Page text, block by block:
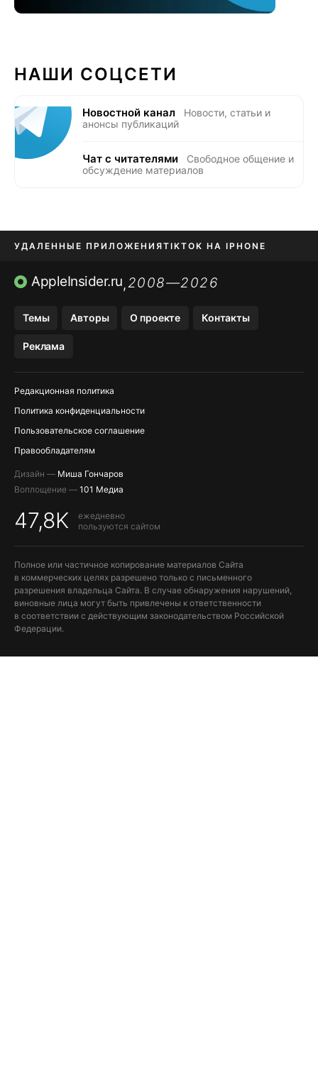
НАШИ СОЦСЕТИ
Новостной канал
Новости, статьи и
анонсы публикаций
Чат с читателями
Свободное общение и
обсуждение материалов
УДАЛЕННЫЕ ПРИЛОЖЕНИЯTIKTOK НА IPHONE
ПРИЛОЖЕНИЯ БЕЗ APP STORE
AppleInsider.ru,2008—2026
Темы Авторы О проекте Контакты
Реклама
Редакционная политика
Политика конфиденциальности
Пользовательское соглашение
Правообладателям
Дизайн — Миша Гончаров
Воплощение — 101 Медиа
47,8K
ежедневно
пользуются сайтом
Полное или частичное копирование материалов Сайта
в коммерческих целях разрешено только с письменного
разрешения владельца Сайта. В случае обнаружения нарушений,
виновные лица могут быть привлечены к ответственности
в соответствии с действующим законодательством Российской
Федерации.